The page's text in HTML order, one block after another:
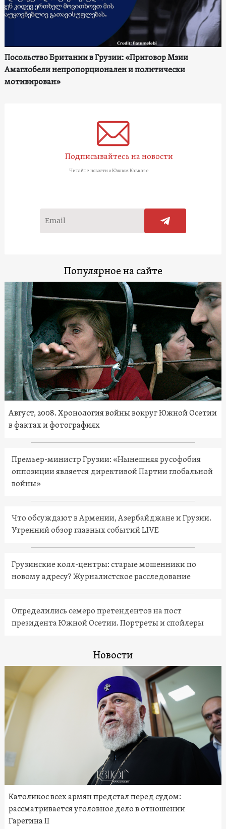
Посольство Британии в Грузии: «Приговор Мзии
Амаглобели непропорционален и политически
мотивирован»
Подписывайтесь на новости
Читайте новости о Южном Кавказе
Популярное на сайте
Август, 2008. Хронология войны вокруг Южной Осетии
в фактах и фотографиях
Премьер-министр Грузии: «Нынешняя русофобия
оппозиции является директивой Партии глобальной
войны»
Что обсуждают в Армении, Азербайджане и Грузии.
Утренний обзор главных событий LIVE
Грузинские колл-центры: старые мошенники по
новому адресу? Журналистское расследование
Определились семеро претендентов на пост
президента Южной Осетии. Портреты и спойлеры
Новости
Католикос всех армян предстал перед судом:
рассматривается уголовное дело в отношении
Гарегина II